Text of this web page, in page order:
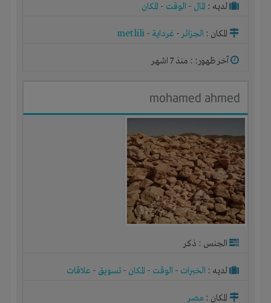
لديـه : المال - الوقت - المكان
المكان : الجزائر- غرداية -
metlili
آخر ظهور: : منذ 7 اشهر
mohamed ahmed
الجنس : ذكر
لديـه : الخبرات - الوقت - المكان - تسويق - علاقات
المكان : مصر